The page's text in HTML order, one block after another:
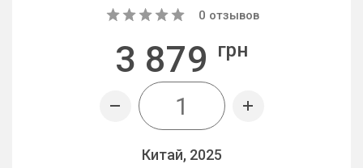
0 отзывов
3 879 грн
Китай, 2025